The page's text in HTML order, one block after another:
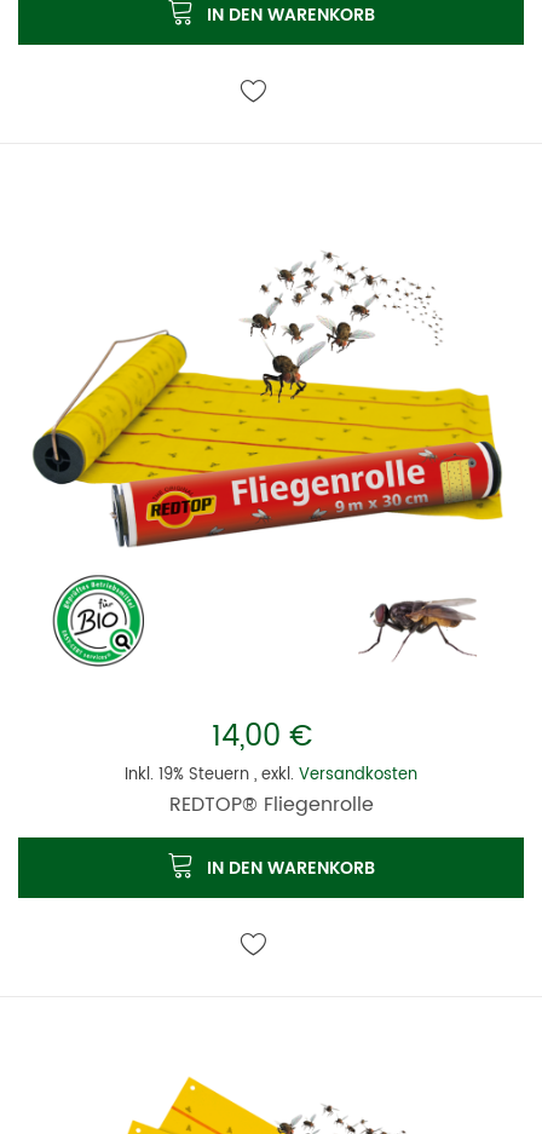
IN DEN WARENKORB
14,00 €
Inkl. 19% Steuern,exkl. Versandkosten
REDTOP® Fliegenrolle
IN DEN WARENKORB